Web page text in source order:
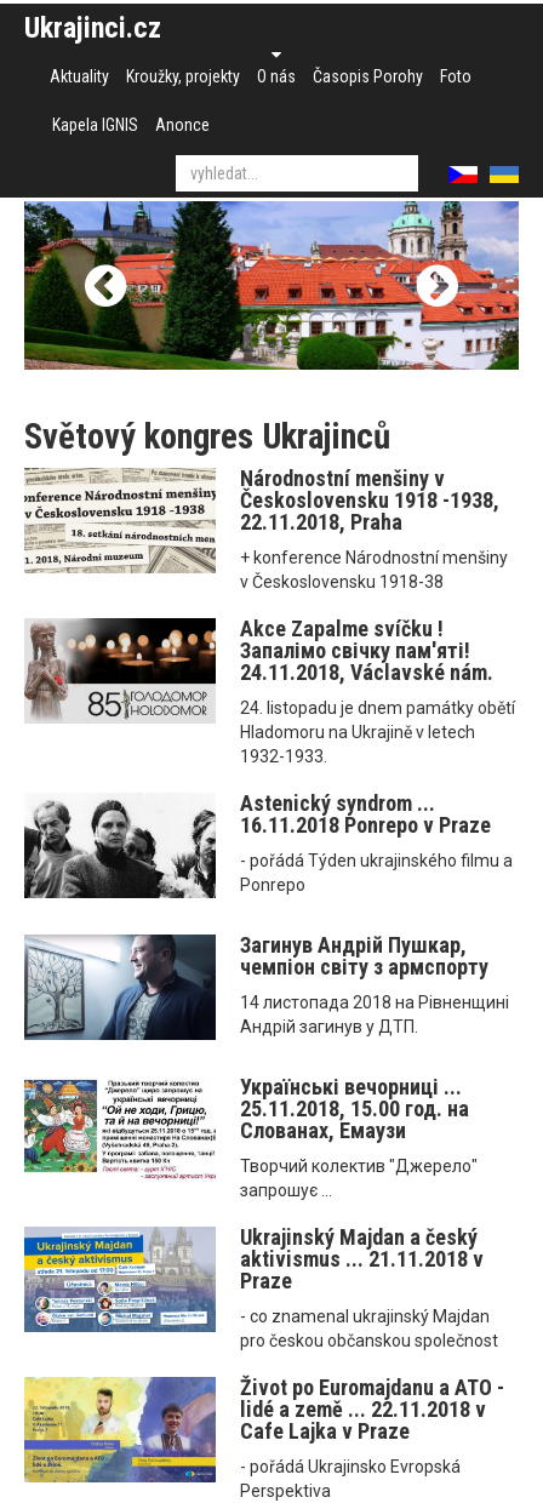
Ukrajinci.cz
Aktuality Kroužky, projekty O nás Časopis Porohy Foto
Kapela IGNIS Anonce
Světový kongres Ukrajinců
Národnostní menšiny v
Československu 1918 -1938,
22.11.2018, Praha
+ konference Národnostní menšiny
v Československu 1918-38
Akce Zapalme svíčku !
Запалімо свічку пам'яті!
24.11.2018, Václavské nám.
24. listopadu je dnem památky obětí
Hladomoru na Ukrajině v letech
1932-1933.
Astenický syndrom ...
16.11.2018 Ponrepo v Praze
- pořádá Týden ukrajinského filmu a
Ponrepo
Загинув Андрій Пушкар,
чемпіон світу з армспорту
14 листопада 2018 на Рівненщині
Андрій загинув у ДТП.
Українські вечорниці ...
25.11.2018, 15.00 год. на
Слованах, Емаузи
Творчий колектив "Джерело"
запрошує ...
Ukrajinský Majdan a český
aktivismus ... 21.11.2018 v
Praze
- co znamenal ukrajinský Majdan
pro českou občanskou společnost
Život po Euromajdanu a ATO -
lidé a země ... 22.11.2018 v
Cafe Lajka v Praze
- pořádá Ukrajinsko Evropská
Perspektiva